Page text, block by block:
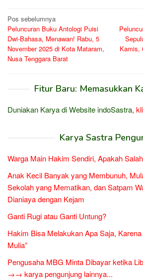
Navigasi
pos
Pos sebelumnya
Peluncuran Buku Antologi Puisi
Dwi-Bahasa, Menawan! Rabu, 5
November 2025 di Kota Mataram,
Nusa Tenggara Barat
Kamis,
Fitur Baru: Memasukkan
Duniakan Karya di Website indoSastra,
Karya Sastra
Warga Main Hakim Sendiri, Apakah
Anak Kecil Banyak yang Membunuh,
Sekolah yang Mematikan, dan Satpam
Dianiaya dengan Kejam
Ganti Rugi atau Ganti Untung?
Hakim Bisa Melakukan Apa Saja,
Mulia”
Pengusaha MBG Minta Dibayar ketika
→→ karya pengunjung lainnya...